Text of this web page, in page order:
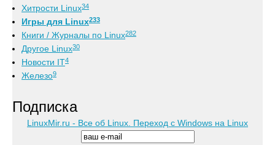
Хитрости Linux34
Игры для Linux233
Книги / Журналы по Linux282
Другое Linux30
Новости IT4
Железо9
Подписка
LinuxMir.ru - Все об Linux. Переход с Windows на Linux